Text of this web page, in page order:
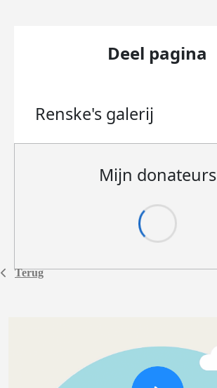
Terug
Deel pagina
Renske's galerij
Mijn donateurs